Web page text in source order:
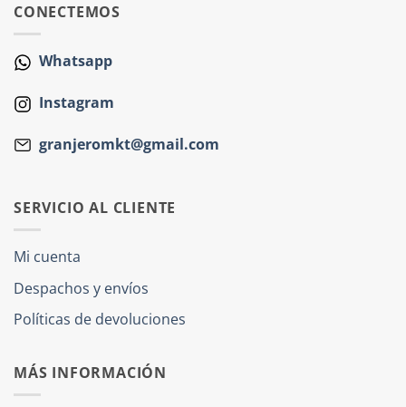
CONECTEMOS
Whatsapp
Instagram
granjeromkt@gmail.com
SERVICIO AL CLIENTE
Mi cuenta
Despachos y envíos
Políticas de devoluciones
MÁS INFORMACIÓN